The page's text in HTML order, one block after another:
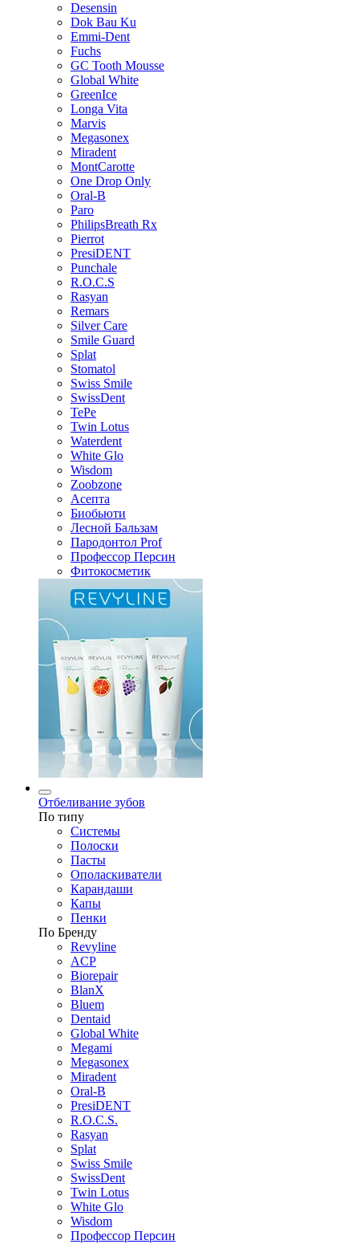
Desensin
Dok Bau Ku
Emmi-Dent
Fuchs
GC Tooth Mousse
Global White
GreenIce
Longa Vita
Marvis
Megasonex
Miradent
MontCarotte
One Drop Only
Oral-B
Paro
PhilipsBreath Rx
Pierrot
PresiDENT
Punchale
R.O.C.S
Rasyan
Remars
Silver Care
Smile Guard
Splat
Stomatol
Swiss Smile
SwissDent
TePe
Twin Lotus
Waterdent
White Glo
Wisdom
Zoobzone
Асепта
Биобьюти
Лесной Бальзам
Пародонтол Prof
Профессор Персин
Фитокосметик
Отбеливание зубов
По типу
Системы
Полоски
Пасты
Ополаскиватели
Карандаши
Капы
Пенки
По Бренду
Revyline
ACP
Biorepair
BlanX
Bluem
Dentaid
Global White
Megami
Megasonex
Miradent
Oral-B
PresiDENT
R.O.C.S.
Rasyan
Splat
Swiss Smile
SwissDent
Twin Lotus
White Glo
Wisdom
Профессор Персин